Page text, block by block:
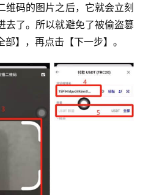
维码的图片之后，它就会立刻
去了。所以就避免了被偷盗篡
】，再点击【下一步】。